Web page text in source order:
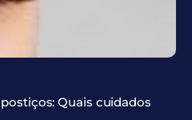
Quais cuidados